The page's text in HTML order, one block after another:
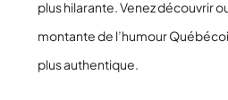
plus hilarante. Venez découvrir
montante de l’humour
plus authentique.